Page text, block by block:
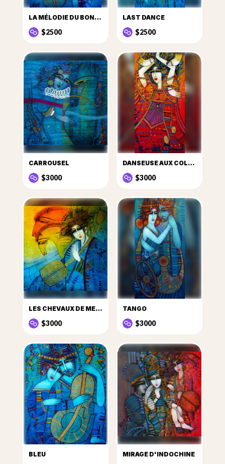
LA MÉLODIE DU BONHEUR
$2500
LAST DANCE
$2500
CARROUSEL
$3000
DANSEUSE AUX COLOMBES
$3000
LES CHEVAUX DE MES RÊVES GALOPENT …
$3000
TANGO
$3000
BLEU MIRAGE D'INDOCHINE